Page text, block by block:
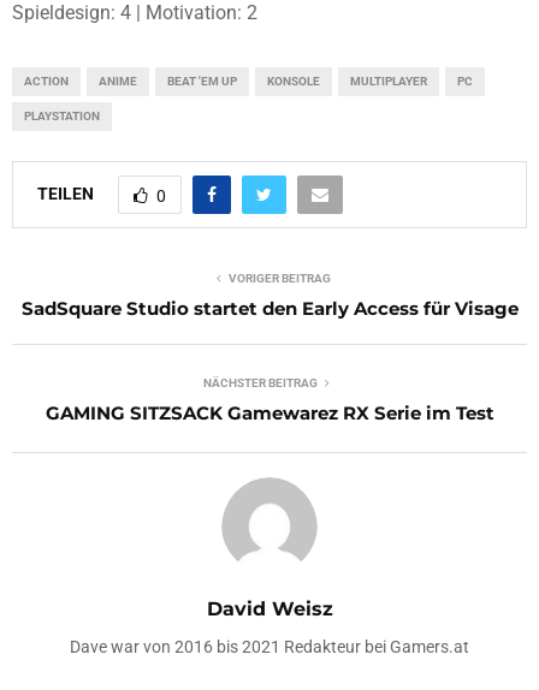
Spieldesign: 4 | Motivation: 2
ACTION ANIME BEAT 'EM UP KONSOLE MULTIPLAYER PC
PLAYSTATION
TEILEN 0
VORIGER BEITRAG
SadSquare Studio startet den Early Access für Visage
NÄCHSTER BEITRAG
GAMING SITZSACK Gamewarez RX Serie im Test
David Weisz
Dave war von 2016 bis 2021 Redakteur bei Gamers.at